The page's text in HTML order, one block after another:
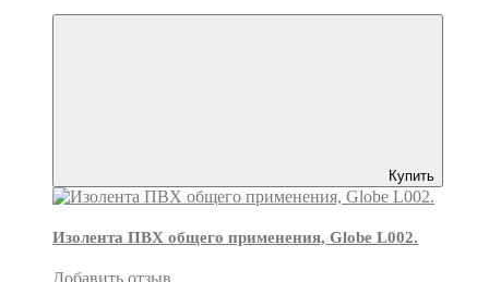
Купить
Изолента ПВХ общего применения, Globe L002.
Добавить отзыв